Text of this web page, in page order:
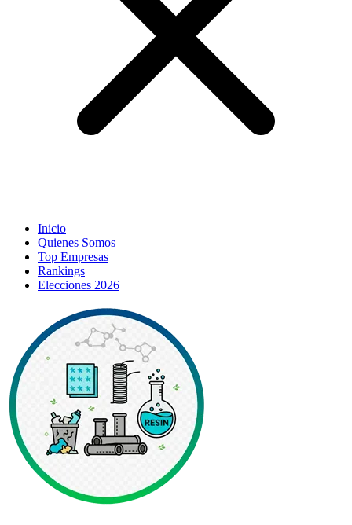
Inicio
Quienes Somos
Top Empresas
Rankings
Elecciones 2026